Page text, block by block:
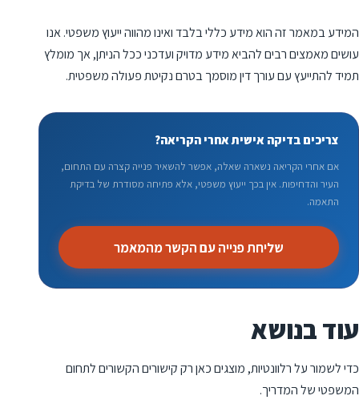
המידע במאמר זה הוא מידע כללי בלבד ואינו מהווה ייעוץ משפטי. אנו
עושים מאמצים רבים להביא מידע מדויק ועדכני ככל הניתן, אך מומלץ
תמיד להתייעץ עם עורך דין מוסמך בטרם נקיטת פעולה משפטית.
צריכים בדיקה אישית אחרי הקריאה?
אם אחרי הקריאה נשארה שאלה, אפשר להשאיר פנייה קצרה עם התחום,
העיר והדחיפות. אין בכך ייעוץ משפטי, אלא פתיחה מסודרת של בדיקת
התאמה.
שליחת פנייה עם הקשר מהמאמר
עוד בנושא
כדי לשמור על רלוונטיות, מוצגים כאן רק קישורים הקשורים לתחום
המשפטי של המדריך.